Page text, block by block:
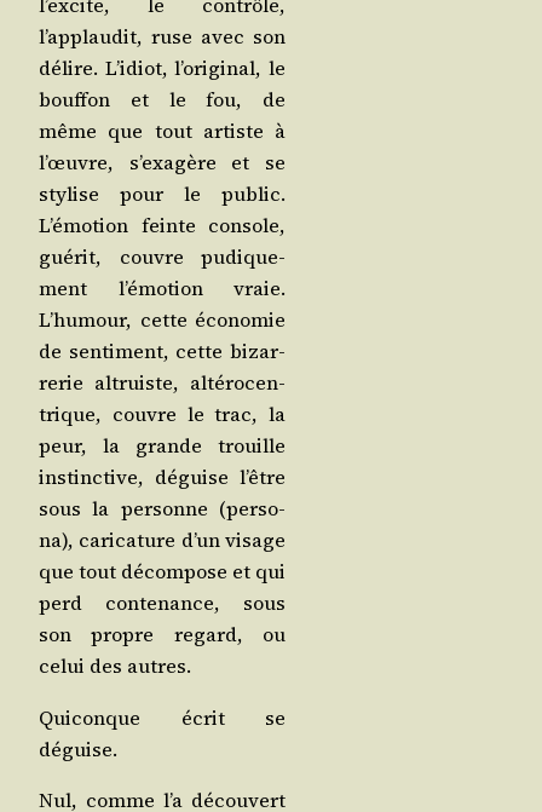
l’applaudit, ruse avec son
délire. L’idiot, l’original, le
bouf­fon et le fou, de
même que tout artiste à
l’œuvre, s’exagère et se
sty­lise pour le public.
L’émotion feinte console,
gué­rit, couvre pudi­que­
ment l’émotion vraie.
L’humour, cette éco­no­mie
de sen­ti­ment, cette bizar­
re­rie altruiste, alté­ro­cen­
trique, couvre le trac, la
peur, la grande trouille
ins­tinc­tive, déguise l’être
sous la per­sonne (per­so­
na), cari­ca­ture d’un visage
que tout décom­pose et qui
perd conte­nance, sous
son propre regard, ou
celui des autres.
Qui­conque écrit se
déguise.
Nul, comme l’a décou­vert